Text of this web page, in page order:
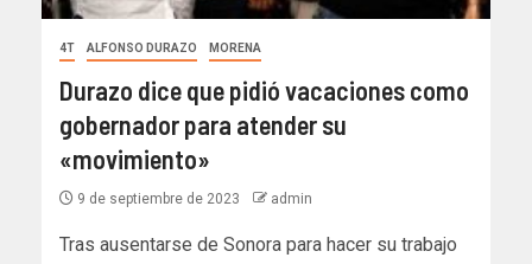
4T ALFONSO DURAZO MORENA
Durazo dice que pidió vacaciones como
gobernador para atender su
«movimiento»
9 de septiembre de 2023 admin
Tras ausentarse de Sonora para hacer su trabajo